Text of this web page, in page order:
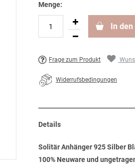
Menge:
In
Frage zum Produkt
Widerrufsbedingungen
Details
Solitär Anhänger 925 Silber
100% Neuware und